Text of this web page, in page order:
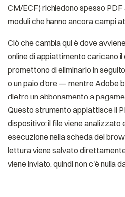
CM/ECF) richiedono spesso
moduli che hanno ancora campi
Ciò che cambia qui è dove
online di appiattimento caricano
promettono di eliminarlo in
o un paio d'ore — mentre Adobe
dietro un abbonamento a
Questo strumento appiattisce il
dispositivo: il file viene analizzato
esecuzione nella scheda del
lettura viene salvato
viene inviato, quindi non c'è nulla